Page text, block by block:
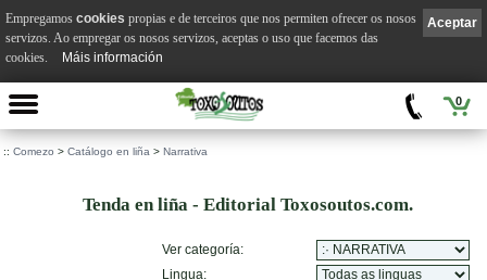
0
:: Comezo > Catálogo en liña > Narrativa
Tenda en liña - Editorial Toxosoutos.com.
Ver categoría:
Lingua:
Aceptar
Empregamos cookies propias e de terceiros que nos permiten ofrecer os nosos
servizos. Ao empregar os nosos servizos, aceptas o uso que facemos das
cookies.
Máis información